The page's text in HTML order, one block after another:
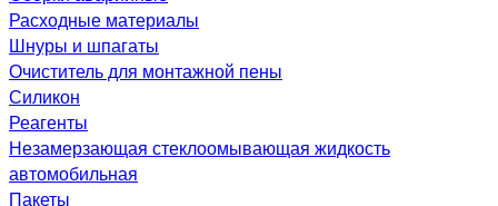
Расходные материалы
Шнуры и шпагаты
Очиститель для монтажной пены
Силикон
Реагенты
Незамерзающая стеклоомывающая жидкость
автомобильная
Пакеты